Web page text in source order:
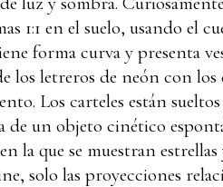
1:1 en el suelo, usando el
forma curva y presenta
los letreros de neón con
Los carteles están
un objeto cinético
la que se muestran
solo las proyecciones